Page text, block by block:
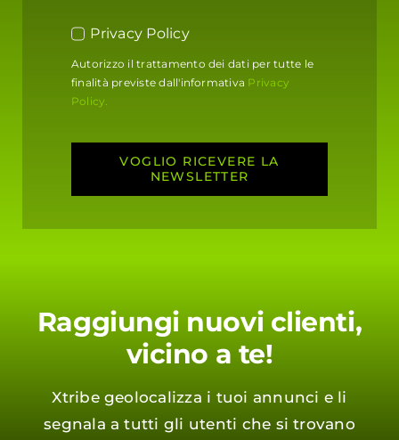
Privacy Policy
Autorizzo il trattamento dei dati per tutte le
finalità previste dall'informativa Privacy
Policy.
VOGLIO RICEVERE LA
NEWSLETTER
Raggiungi nuovi clienti,
vicino a te!
Xtribe geolocalizza i tuoi annunci e li
segnala a tutti gli utenti che si trovano